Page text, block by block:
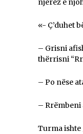
njerëz e
«- Ç’duhet
– Grisni
thërrisni
– Po nëse
– Rrëmbeni
Turma ishte